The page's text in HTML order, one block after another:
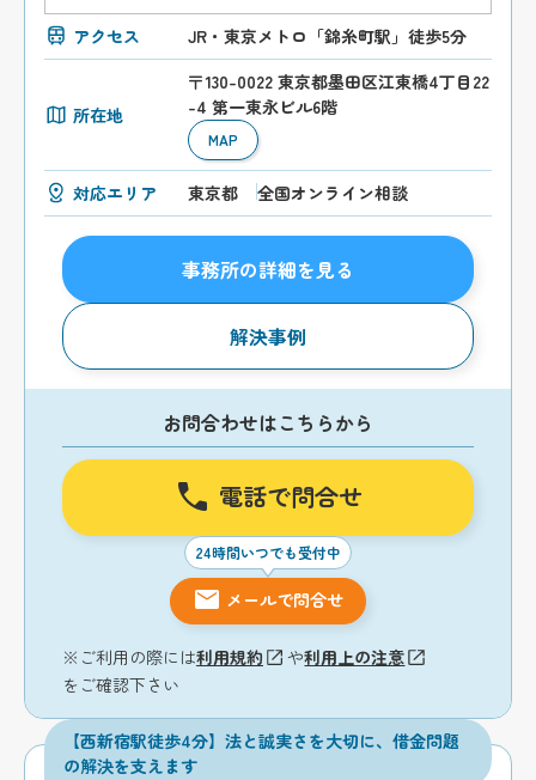
アクセス JR・東京メトロ「錦糸町駅」徒歩5分
所在地
〒130-0022 東京都墨田区江東橋4丁目22
-4 第一東永ビル6階
MAP
対応エリア 東京都 全国オンライン相談
事務所の詳細を見る
解決事例
お問合わせはこちらから
電話で問合せ
24時間いつでも受付中
メールで問合せ
※ご利用の際には利用規約 や利用上の注意
をご確認下さい
【西新宿駅徒歩4分】法と誠実さを大切に、借金問題
の解決を支えます